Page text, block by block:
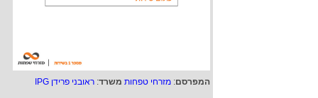
המפרסם: מזרחי טפחות משרד: ראובני פרידן IPG